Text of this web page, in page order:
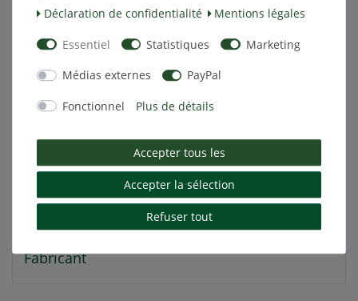
Description
Responsable de l'UE
Fabricant
Déclaration de confidentialité
Mentions légales
Essentiel Statistiques Marketing
Médias externes PayPal
Fonctionnel Plus de détails
Accepter tous les
Accepter la sélection
Refuser tout